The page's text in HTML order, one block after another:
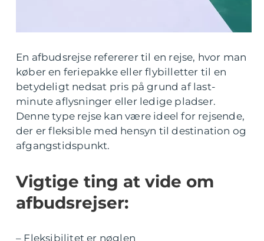
En afbudsrejse refererer til en rejse, hvor man
køber en feriepakke eller flybilletter til en
betydeligt nedsat pris på grund af last-
minute aflysninger eller ledige pladser.
Denne type rejse kan være ideel for rejsende,
der er fleksible med hensyn til destination og
afgangstidspunkt.
Vigtige ting at vide om
afbudsrejser:
– Fleksibilitet er nøglen